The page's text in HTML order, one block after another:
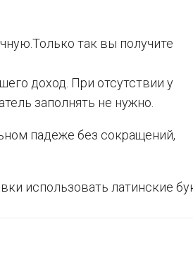
так вы получите
доход. При отсутствии у
заполнять не нужно.
падеже без сокращений,
использовать латинские